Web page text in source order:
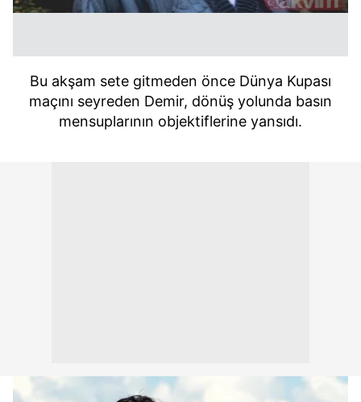
Bu akşam sete gitmeden önce Dünya Kupası
maçını seyreden Demir, dönüş yolunda basın
mensuplarının objektiflerine yansıdı.